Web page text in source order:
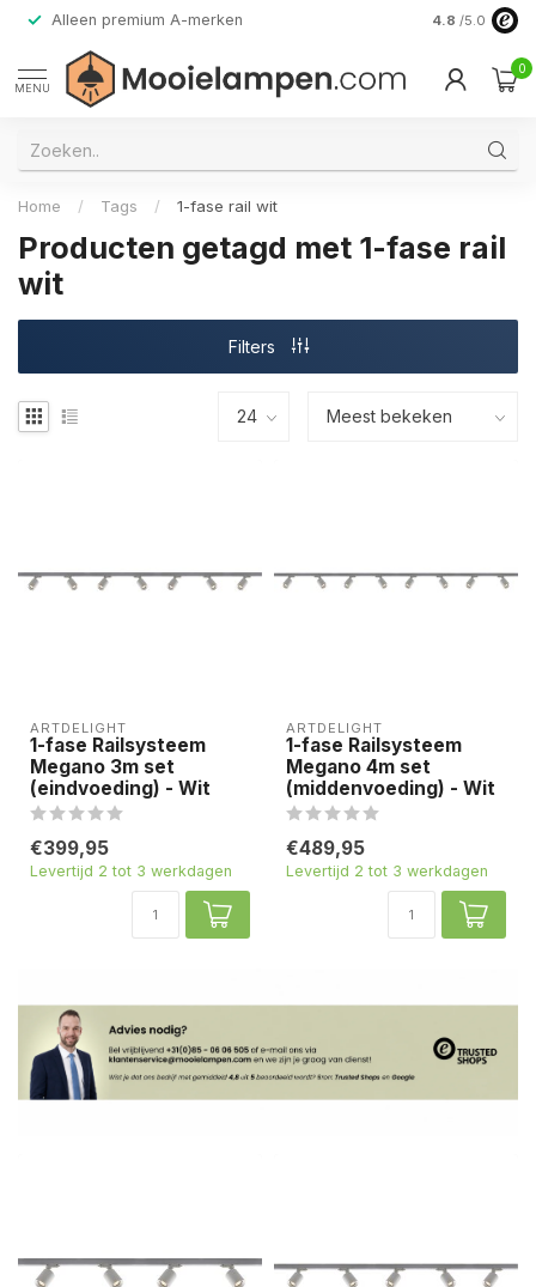
Alleen premium A-merken 4.8 /5.0
MENU
0
Home / Tags / 1-fase rail wit
Producten getagd met 1-fase rail
wit
Filters
ARTDELIGHT
1-fase Railsysteem
Megano 3m set
(eindvoeding) - Wit
€399,95
Levertijd 2 tot 3 werkdagen
ARTDELIGHT
1-fase Railsysteem
Megano 4m set
(middenvoeding) - Wit
€489,95
Levertijd 2 tot 3 werkdagen